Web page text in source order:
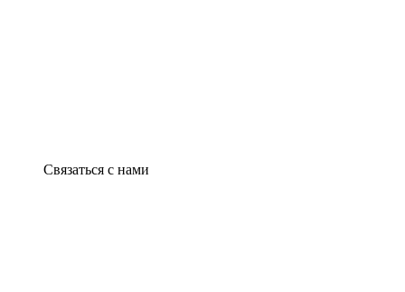
Связаться с нами